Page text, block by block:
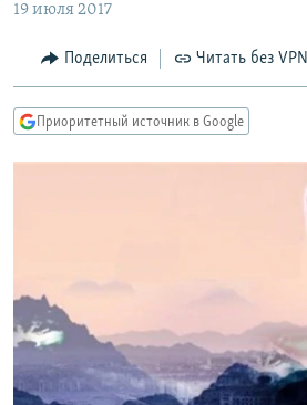
Вернутся
Вернутся
МНЕНИЯ
КУЛЬТУРА
КАВКАЗ.РЕАЛИИ
ПОДПИШИТЕСЬ НА РАССЫЛКУ
СОЦИАЛЬНЫЕ СЕТИ
19 июля 2017
Поделиться Читать без VPN
Приоритетный источник в Google